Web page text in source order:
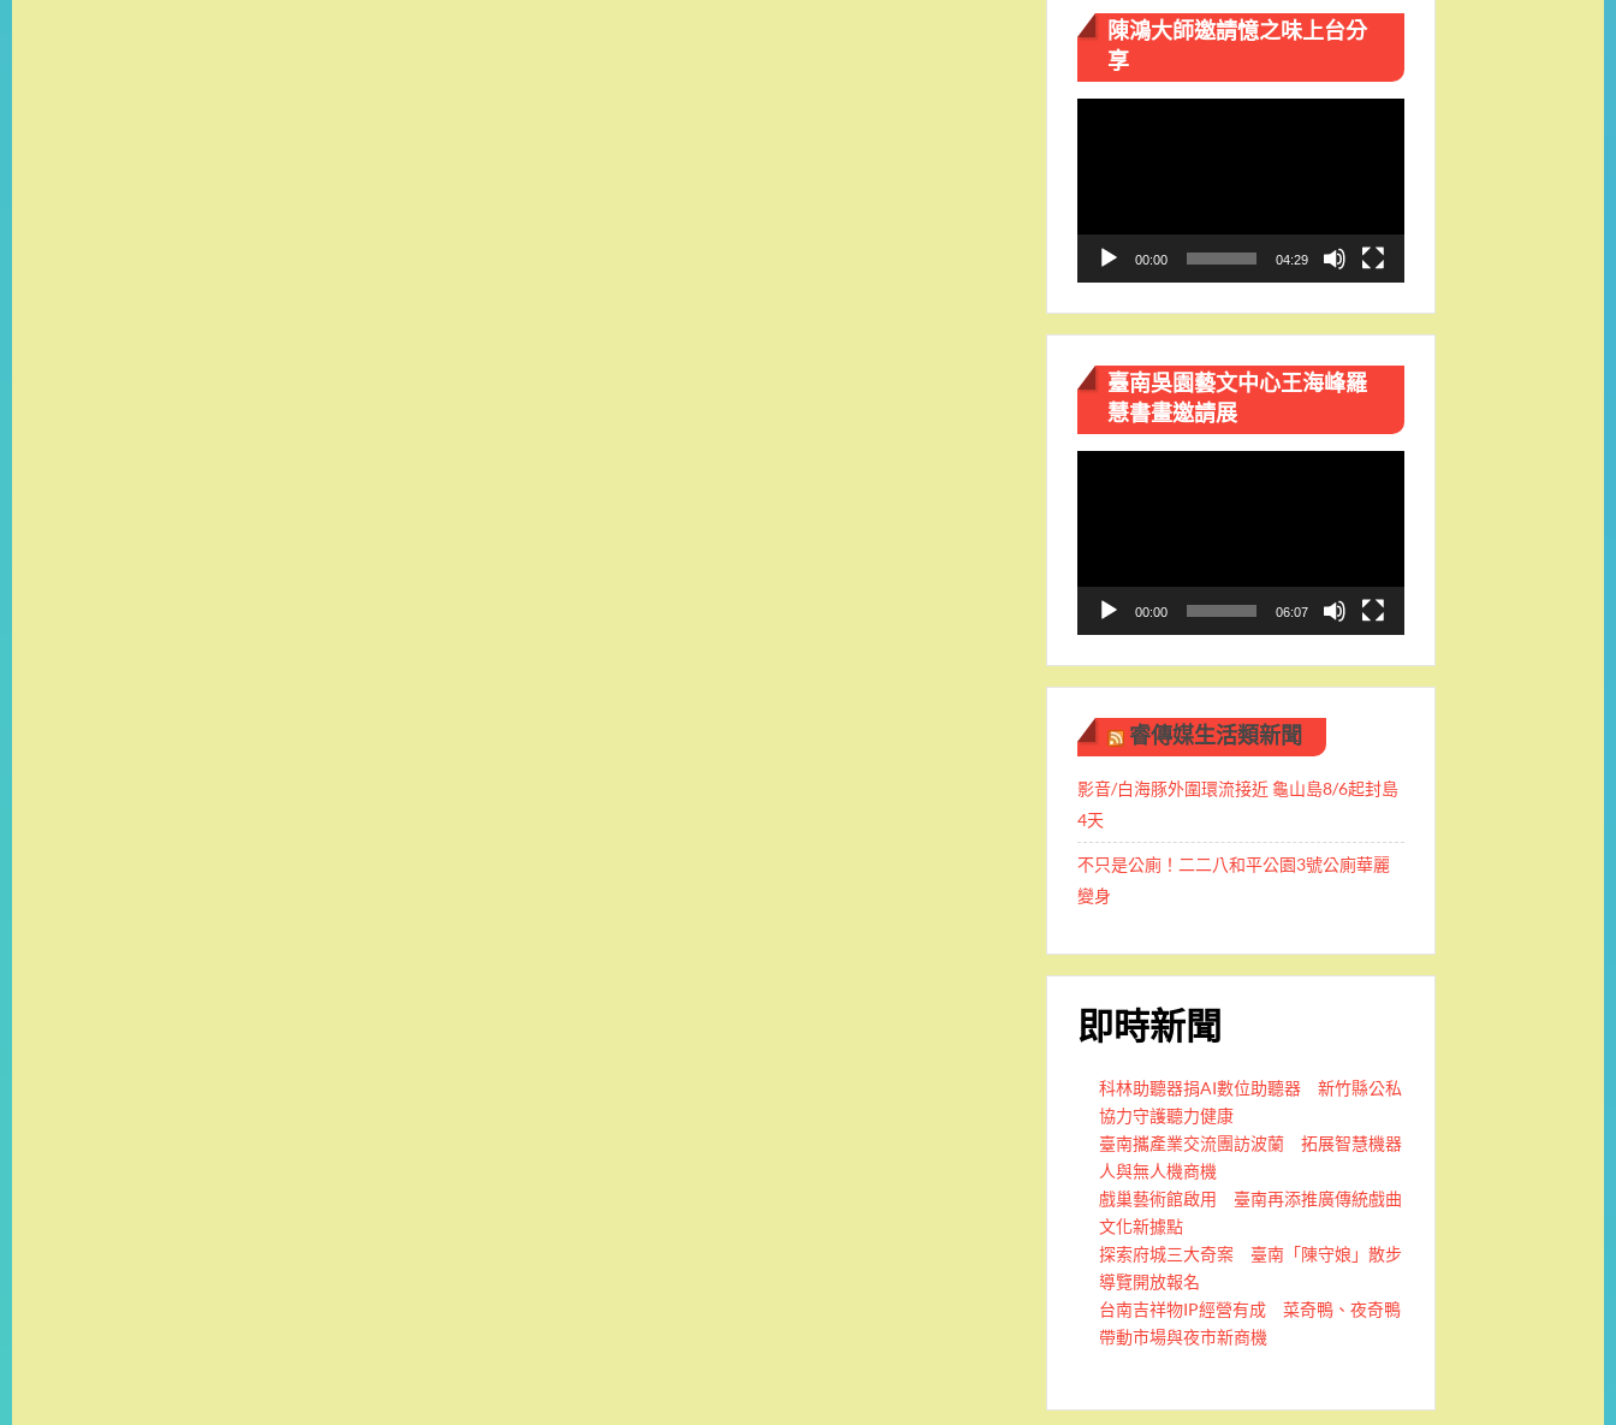
陳鴻大師邀請憶之味上台分
享
00:00 04:29
臺南吳園藝文中心王海峰羅
慧書畫邀請展
00:00 06:07
睿傳媒生活類新聞
影音/白海豚外圍環流接近 龜山島8/6起封島
4天
不只是公廁！二二八和平公園3號公廁華麗
變身
即時新聞
科林助聽器捐AI數位助聽器 新竹縣公私
協力守護聽力健康
臺南攜產業交流團訪波蘭 拓展智慧機器
人與無人機商機
戲巢藝術館啟用 臺南再添推廣傳統戲曲
文化新據點
探索府城三大奇案 臺南「陳守娘」散步
導覽開放報名
台南吉祥物IP經營有成 菜奇鴨、夜奇鴨
帶動市場與夜市新商機